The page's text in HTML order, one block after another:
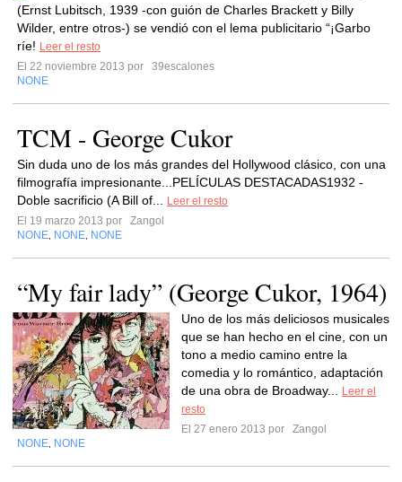
(Ernst Lubitsch, 1939 -con guión de Charles Brackett y Billy
Wilder, entre otros-) se vendió con el lema publicitario “¡Garbo
ríe! Leer el resto
El 22 noviembre 2013 por
39escalones
NONE
TCM - George Cukor
Sin duda uno de los más grandes del Hollywood clásico, con una
filmografía impresionante...PELÍCULAS DESTACADAS1932 -
Doble sacrificio (A Bill of...
Leer el resto
El 19 marzo 2013 por
Zangol
NONE NONE NONE
“My fair lady” (George Cukor, 1964)
Uno de los más deliciosos musicales
que se han hecho en el cine, con un
tono a medio camino entre la
comedia y lo romántico, adaptación
de una obra de Broadway...
Leer el
resto
El 27 enero 2013 por
Zangol
NONE NONE